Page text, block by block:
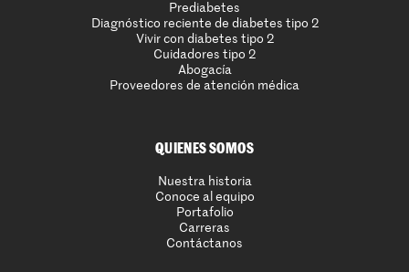
Prediabetes
Diagnóstico reciente de diabetes tipo 2
Vivir con diabetes tipo 2
Cuidadores tipo 2
Abogacía
Proveedores de atención médica
QUIENES SOMOS
Nuestra historia
Conoce al equipo
Portafolio
Carreras
Contáctanos